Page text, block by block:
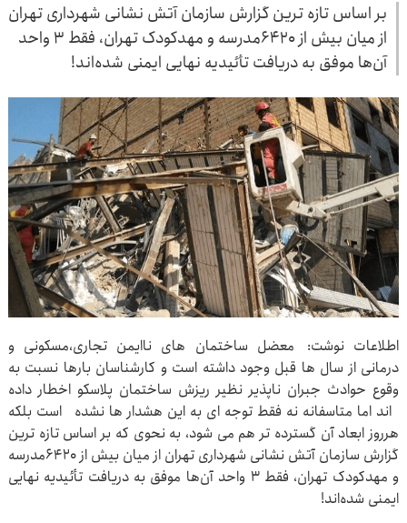
بر اساس تازه ترین گزارش سازمان آتش نشانی شهرداری تهران
از میان بیش از ۶۴۲۰مدرسه و مهدکودک تهران، فقط ۳ واحد
آن‌ها موفق به دریافت تأئیدیه نهایی ایمنی شده‌اند!
اطلاعات نوشت: معضل ساختمان های ناایمن تجاری،مسکونی و
درمانی از سال ها قبل وجود داشته است و کارشناسان بارها نسبت به
وقوع حوادث جبران ناپذیر نظیر ریزش ساختمان پلاسکو اخطار داده
اند اما متاسفانه نه فقط توجه ای به این هشدار ها نشده است بلکه
هرروز ابعاد آن گسترده تر هم می شود، به نحوی که بر اساس تازه ترین
گزارش سازمان آتش نشانی شهرداری تهران از میان بیش از ۶۴۲۰مدرسه
و مهدکودک تهران، فقط ۳ واحد آن‌ها موفق به دریافت تأئیدیه نهایی
ایمنی شده‌اند!